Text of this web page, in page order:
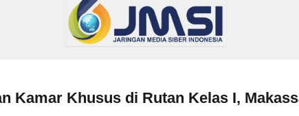
Kamar Khusus di Rutan Kelas I,